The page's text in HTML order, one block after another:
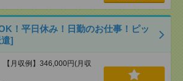
！平日休み！日勤のお仕事！ピッ
]
月収例】346,000円(月収